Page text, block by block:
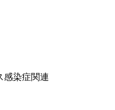
感染症関連